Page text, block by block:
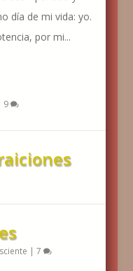
día de mi vida: yo.
por mi...
9
| 7